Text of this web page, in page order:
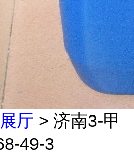
厅 > 济南3-甲
49-3